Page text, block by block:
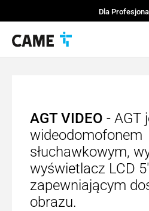
Dla
AGT VIDEO - AGT
wideodomofonem
słuchawkowym,
wyświetlacz LCD
zapewniającym
obrazu.